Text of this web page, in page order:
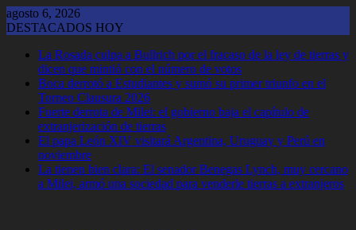
Saltar
al
agosto 6, 2026
DESTACADOS HOY
La Rosada culpa a Bullrich por el fracaso de la ley de tierras y
dicen que mintió con el número de votos
Boca derrotó a Estudiantes y sumó su primer triunfo en el
Torneo Clausura 2026
Fuerte derrota de Milei: el gobierno baja el capítulo de
extranjerización de tierras
El papa León XIV visitará Argentina, Uruguay y Perú en
noviembre
La tienen bien clara: El senador Benegas Lynch, muy cercano
a Milei, armó una sociedad para venderle tierras a extranjeros